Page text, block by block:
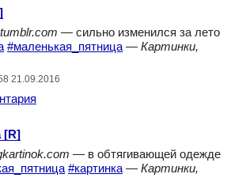
— сильно изменился за лето
#маленькая_пятница — Картинки,
21.09.2016
[R]
— в обтягивающей одежде
#картинка — Картинки,